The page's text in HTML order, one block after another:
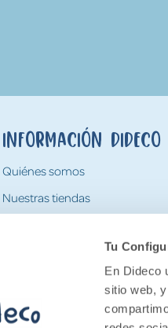
Tu
En Dideco
sitio web,
Información Dideco
Quiénes somos
Nuestras tiendas
Tarjeta Regalo Dideco